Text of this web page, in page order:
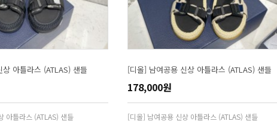
아틀라스 (ATLAS) 샌들
아틀라스 (ATLAS) 샌들
[디올] 남여공용 신상 아틀라스 (ATLAS) 샌들
178,000원
[디올] 남여공용 신상 아틀라스 (ATLAS) 샌들